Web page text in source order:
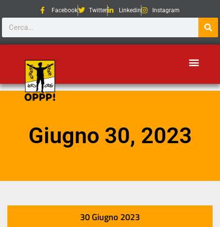
Facebook Twitter Linkedin Instagram
Giugno 30, 2023
30 Giugno 2023